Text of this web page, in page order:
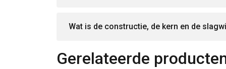
Wat is de constructie, de kern en de
Gerelateerde